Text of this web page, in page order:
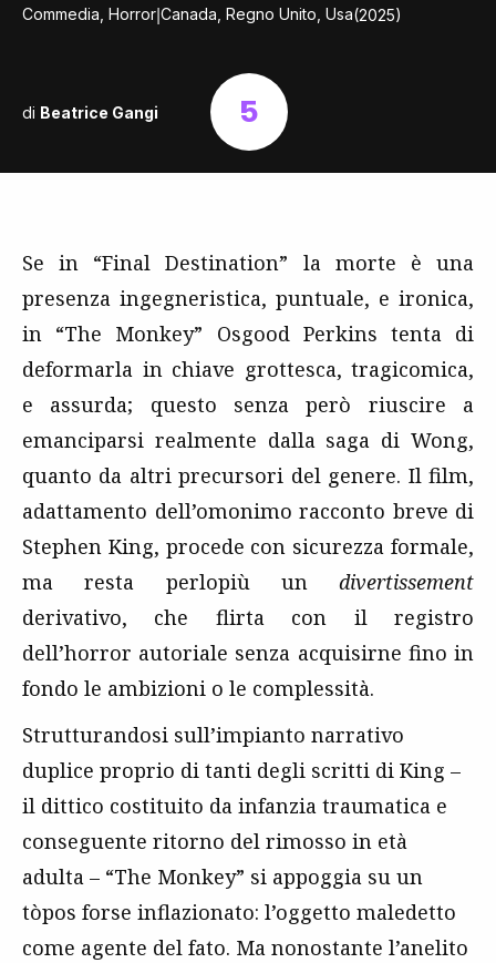
Commedia, Horror|Canada, Regno Unito, Usa(2025)
di Beatrice Gangi 5
Se in “Final Destination” la morte è una
presenza ingegneristica, puntuale, e ironica,
in “The Monkey” Osgood Perkins tenta di
deformarla in chiave grottesca, tragicomica,
e assurda; questo senza però riuscire a
emanciparsi realmente dalla saga di Wong,
quanto da altri precursori del genere. Il film,
adattamento dell’omonimo racconto breve di
Stephen King, procede con sicurezza formale,
ma resta perlopiù un divertissement
derivativo, che flirta con il registro
dell’horror autoriale senza acquisirne fino in
fondo le ambizioni o le complessità.
Strutturandosi sull’impianto narrativo
duplice proprio di tanti degli scritti di King –
il dittico costituito da infanzia traumatica e
conseguente ritorno del rimosso in età
adulta – “The Monkey” si appoggia su un
tòpos forse inflazionato: l’oggetto maledetto
come agente del fato. Ma nonostante l’anelito